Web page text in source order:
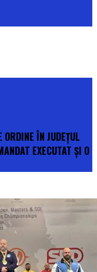
ÎN JUDEȚUL
EXECUTAT ȘI O